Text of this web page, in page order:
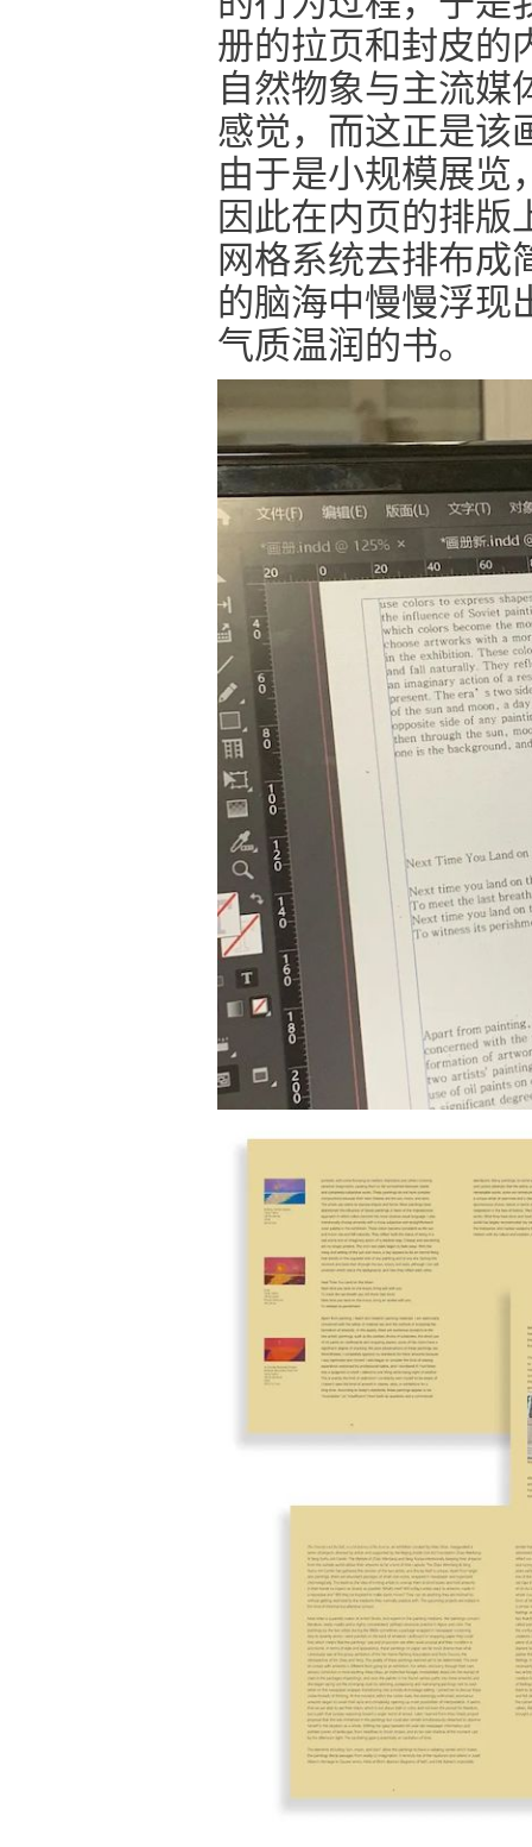
册的拉页和封皮的
自然物象与主流媒
感觉，而这正是该
由于是小规模展览
因此在内页的排版
网格系统去排布成
的脑海中慢慢浮现
气质温润的书。